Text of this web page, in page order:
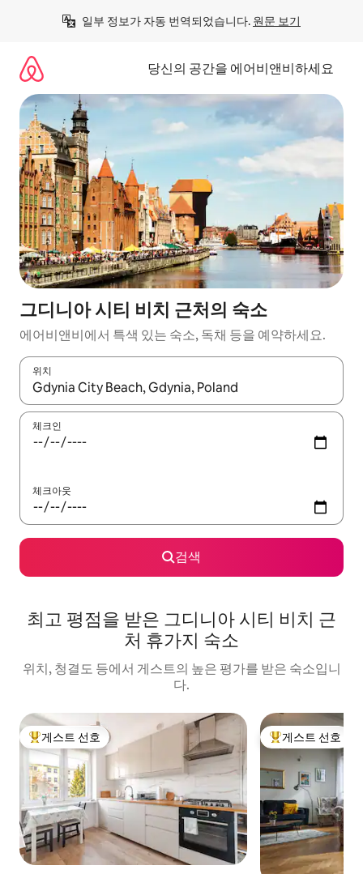
일부 정보가 자동 번역되었습니다. 원문 보기
당신의 공간을 에어비앤비하세요
그디니아 시티 비치 근처의 숙소
에어비앤비에서 특색 있는 숙소, 독채 등을 예약하세요.
위치
결과가 나오면 위·아래 화살표 키를 사용하거나 터치 또는 스와이
체크인
체크아웃
검색
최고 평점을 받은 그디니아 시티 비치 근
처 휴가지 숙소
위치, 청결도 등에서 게스트의 높은 평가를 받은 숙소입니
다.
상위 게스트 선호
게스트 선호 상위 게스트 선호
게스트 선호